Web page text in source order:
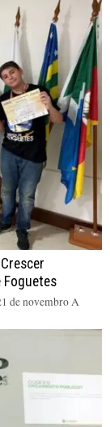
Foguetes
de novembro A